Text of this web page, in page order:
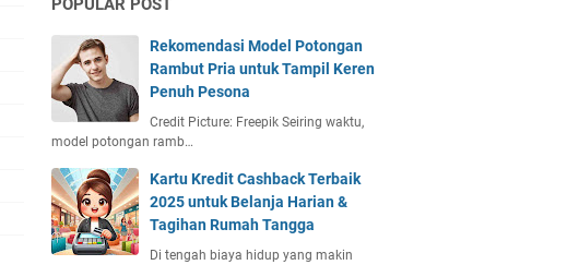
POPULAR POST
Rekomendasi Model Potongan
Rambut Pria untuk Tampil Keren
Penuh Pesona
Credit Picture: Freepik Seiring waktu,
model potongan ramb…
Kartu Kredit Cashback Terbaik
2025 untuk Belanja Harian &
Tagihan Rumah Tangga
Di tengah biaya hidup yang makin